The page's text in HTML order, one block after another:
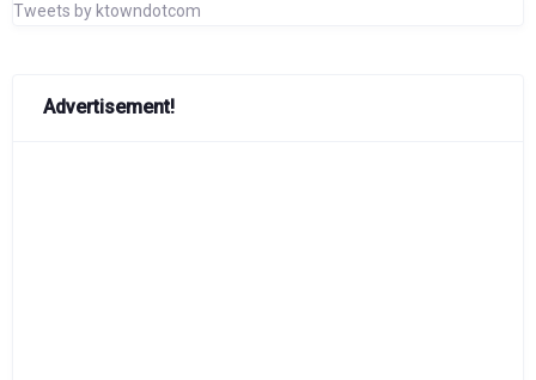
Tweets by ktowndotcom
Advertisement!